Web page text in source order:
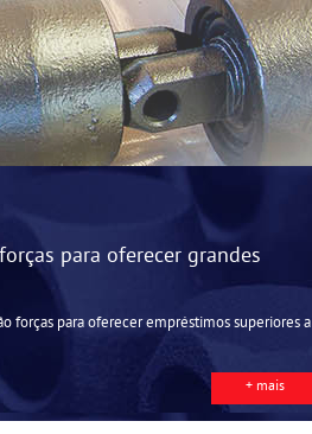
para oferecer grandes
forças para oferecer empréstimos superiores a
+ mais